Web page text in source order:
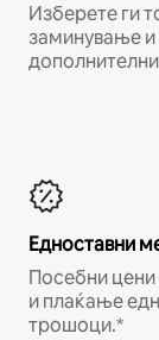
Изберете ги
заминување и
Едноставни
Посебни
и плаќање
трошоци.*